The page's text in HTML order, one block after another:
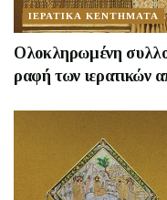
ΙΕΡΑΤΙΚΑ ΚΕΝΤΗΜΑΤΑ
Oλοκληρωμένη
ραφή των ιερατικών